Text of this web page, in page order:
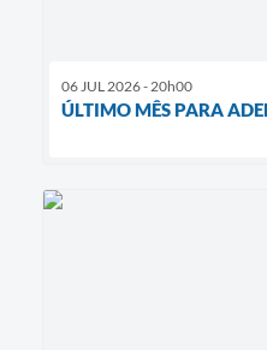
06 JUL 2026 - 20h00
ÚLTIMO MÊS PARA